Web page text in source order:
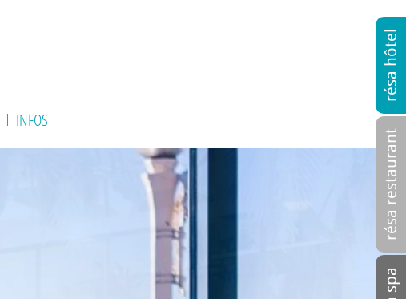
résa restaurant
résa hôtel
INFOS